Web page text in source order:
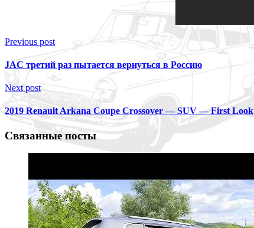
Previous post
JAC третий раз пытается вернуться в Россию
Next post
2019 Renault Arkana Coupe Crossover — SUV — First Look
Связанные посты